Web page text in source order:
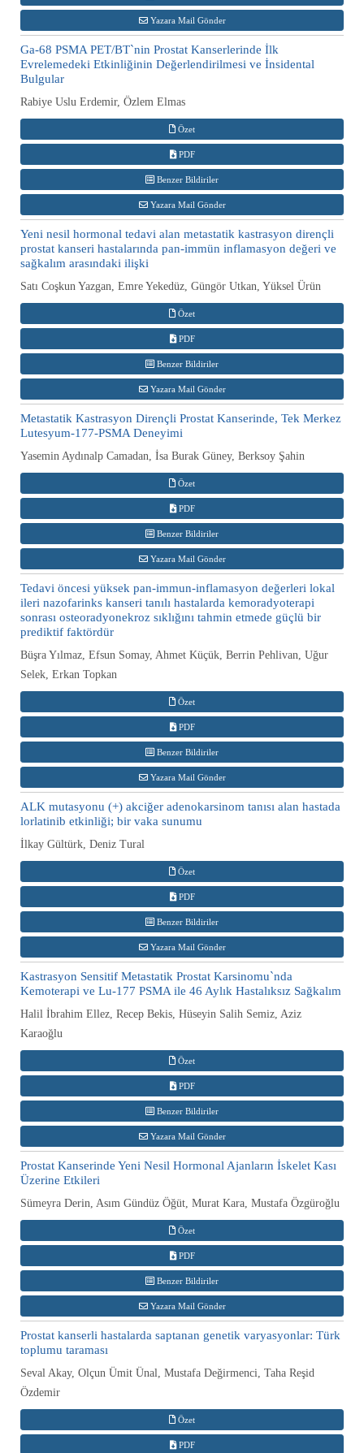
Yazara Mail Gönder
Ga-68 PSMA PET/BT`nin Prostat Kanserlerinde İlk
Evrelemedeki Etkinliğinin Değerlendirilmesi ve İnsidental
Bulgular
Rabiye Uslu Erdemir, Özlem Elmas
Özet
PDF
Benzer Bildiriler
Yazara Mail Gönder
Yeni nesil hormonal tedavi alan metastatik kastrasyon dirençli
prostat kanseri hastalarında pan-immün inflamasyon değeri ve
sağkalım arasındaki ilişki
Satı Coşkun Yazgan, Emre Yekedüz, Güngör Utkan, Yüksel Ürün
Özet
PDF
Benzer Bildiriler
Yazara Mail Gönder
Metastatik Kastrasyon Dirençli Prostat Kanserinde, Tek Merkez
Lutesyum-177-PSMA Deneyimi
Yasemin Aydınalp Camadan, İsa Burak Güney, Berksoy Şahin
Özet
PDF
Benzer Bildiriler
Yazara Mail Gönder
Tedavi öncesi yüksek pan-immun-inflamasyon değerleri lokal
ileri nazofarinks kanseri tanılı hastalarda kemoradyoterapi
sonrası osteoradyonekroz sıklığını tahmin etmede güçlü bir
prediktif faktördür
Büşra Yılmaz, Efsun Somay, Ahmet Küçük, Berrin Pehlivan, Uğur
Selek, Erkan Topkan
Özet
PDF
Benzer Bildiriler
Yazara Mail Gönder
ALK mutasyonu (+) akciğer adenokarsinom tanısı alan hastada
lorlatinib etkinliği; bir vaka sunumu
İlkay Gültürk, Deniz Tural
Özet
PDF
Benzer Bildiriler
Yazara Mail Gönder
Kastrasyon Sensitif Metastatik Prostat Karsinomu`nda
Kemoterapi ve Lu-177 PSMA ile 46 Aylık Hastalıksız Sağkalım
Halil İbrahim Ellez, Recep Bekis, Hüseyin Salih Semiz, Aziz
Karaoğlu
Özet
PDF
Benzer Bildiriler
Yazara Mail Gönder
Prostat Kanserinde Yeni Nesil Hormonal Ajanların İskelet Kası
Üzerine Etkileri
Sümeyra Derin, Asım Gündüz Öğüt, Murat Kara, Mustafa Özgüroğlu
Özet
PDF
Benzer Bildiriler
Yazara Mail Gönder
Prostat kanserli hastalarda saptanan genetik varyasyonlar: Türk
toplumu taraması
Seval Akay, Olçun Ümit Ünal, Mustafa Değirmenci, Taha Reşid
Özdemir
Özet
PDF